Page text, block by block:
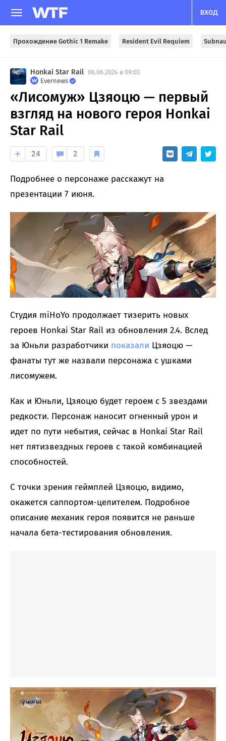
ВХОД
Прохождение Gothic 1 Remake Resident Evil Requiem
Honkai Star Rail 06.06.2024 в 09:03
Evernews
«Лисомуж» Цзяоцю — первый
взгляд на нового героя Honkai
Star Rail
24 2
Подробнее о персонаже расскажут на
презентации 7 июня.
Студия miHoYo продолжает тизерить новых
героев Honkai Star Rail из обновления 2.4. Вслед
за Юньли разработчики показали Цзяоцю —
фанаты тут же назвали персонажа с ушками
лисомужем.
Как и Юньли, Цзяоцю будет героем с 5 звездами
редкости. Персонаж наносит огненный урон и
идет по пути небытия, сейчас в Honkai Star Rail
нет пятизвездных героев с такой комбинацией
способностей.
С точки зрения геймплей Цзяоцю, видимо,
окажется саппортом-целителем. Подробное
описание механик героя появится не раньше
начала бета-тестирования обновления.